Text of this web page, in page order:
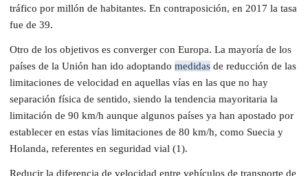
tráfico por millón de habitantes. En contraposición, en 2017 la tasa
fue de 39.
Otro de los objetivos es converger con Europa. La mayoría de los
países de la Unión han ido adoptando medidas de reducción de las
limitaciones de velocidad en aquellas vías en las que no hay
separación física de sentido, siendo la tendencia mayoritaria la
limitación de 90 km/h aunque algunos países ya han apostado por
establecer en estas vías limitaciones de 80 km/h, como Suecia y
Holanda, referentes en seguridad vial (1).
Reducir la diferencia de velocidad entre vehículos de transporte de